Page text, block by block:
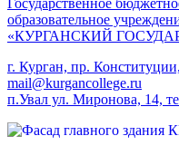
Государственное
образовательное
«КУРГАНСКИЙ
г. Курган, пр.
mail@kurgancollege.ru
п.Увал ул. Миронова, 14,